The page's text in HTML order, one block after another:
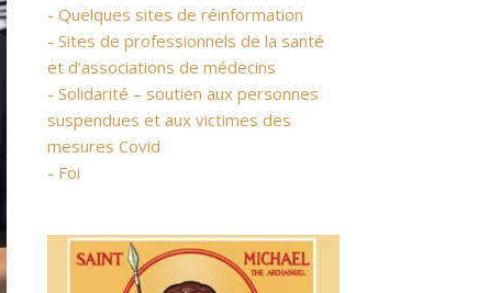
- Quelques sites de réinformation
- Sites de professionnels de la santé
et d’associations de médecins
- Solidarité – soutien aux personnes
suspendues et aux victimes des
mesures Covid
- Foi